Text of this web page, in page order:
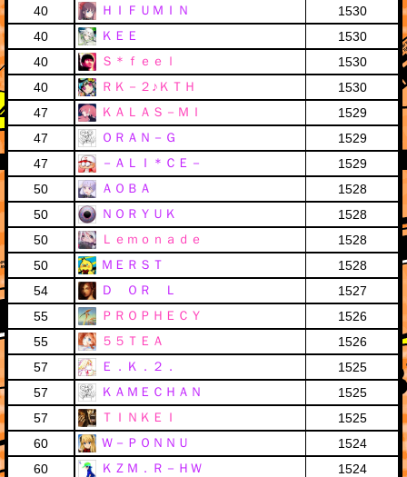
40
ＨＩＦＵＭＩＮ
1530
40
ＫＥＥ
1530
40
Ｓ＊ｆｅｅｌ
1530
40
ＲＫ－２♪ＫＴＨ
1530
47
ＫＡＬＡＳ－ＭＩ
1529
47
ＯＲＡＮ－Ｇ
1529
47
－ＡＬＩ＊ＣＥ－
1529
50
ＡＯＢＡ
1528
50
ＮＯＲＹＵＫ
1528
50
Ｌｅｍｏｎａｄｅ
1528
50
ＭＥＲＳＴ
1528
54
Ｄ ＯＲ Ｌ
1527
55
ＰＲＯＰＨＥＣＹ
1526
55
５５ＴＥＡ
1526
57
Ｅ．Ｋ．２．
1525
57
ＫＡＭＥＣＨＡＮ
1525
57
ＴＩＮＫＥＩ
1525
60
Ｗ－ＰＯＮＮＵ
1524
60
ＫＺＭ．Ｒ－ＨＷ
1524